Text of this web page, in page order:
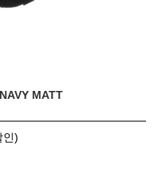
MATT
인)